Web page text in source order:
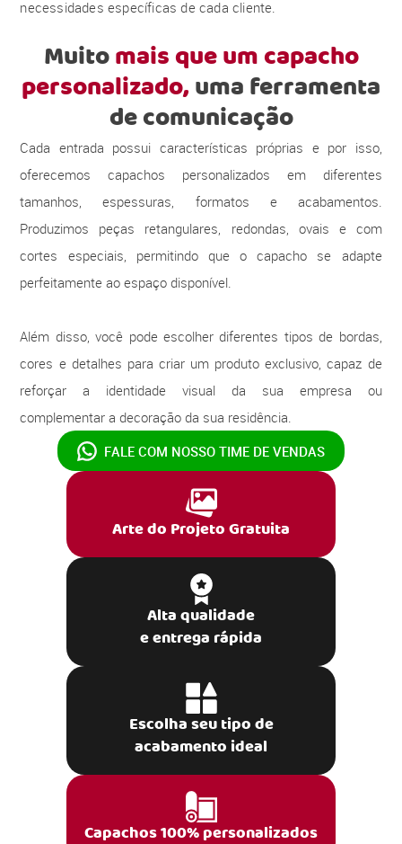
necessidades específicas de cada cliente.
Muitomais que um capacho
personalizado,uma ferramenta
de comunicação
Cada entrada possui características próprias e por isso,
oferecemos capachos personalizados em diferentes
tamanhos, espessuras, formatos e acabamentos.
Produzimos peças retangulares, redondas, ovais e com
cortes especiais, permitindo que o capacho se adapte
perfeitamente ao espaço disponível.
Além disso, você pode escolher diferentes tipos de bordas,
cores e detalhes para criar um produto exclusivo, capaz de
reforçar a identidade visual da sua empresa ou
complementar a decoração da sua residência.
FALE COM NOSSO TIME DE VENDAS
Arte do Projeto Gratuita
Alta qualidade
e entrega rápida
Escolha seu tipo de
acabamento ideal
Capachos 100% personalizados